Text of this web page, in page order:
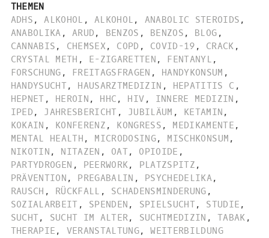
THEMEN
ADHS , ALKOHOL , ALKOHOL , ANABOLIC STEROIDS ,
ANABOLIKA , ARUD , BENZOS , BENZOS , BLOG ,
CANNABIS , CHEMSEX , COPD , COVID-19 , CRACK ,
CRYSTAL METH , E-ZIGARETTEN , FENTANYL ,
FORSCHUNG , FREITAGSFRAGEN , HANDYKONSUM ,
HANDYSUCHT, HAUSARZTMEDIZIN , HEPATITIS C ,
HEPNET , HEROIN , HHC , HIV , INNERE MEDIZIN ,
IPED , JAHRESBERICHT , JUBILÄUM , KETAMIN ,
KOKAIN , KONFERENZ , KONGRESS , MEDIKAMENTE ,
MENTAL HEALTH , MICRODOSING, MISCHKONSUM ,
NIKOTIN , NITAZEN , OAT, OPIOIDE ,
PARTYDROGEN , PEERWORK, PLATZSPITZ ,
PRÄVENTION , PREGABALIN , PSYCHEDELIKA,
RAUSCH , RÜCKFALL , SCHADENSMINDERUNG ,
SOZIALARBEIT , SPENDEN , SPIELSUCHT, STUDIE ,
SUCHT, SUCHT IM ALTER, SUCHTMEDIZIN , TABAK ,
THERAPIE , VERANSTALTUNG, WEITERBILDUNG